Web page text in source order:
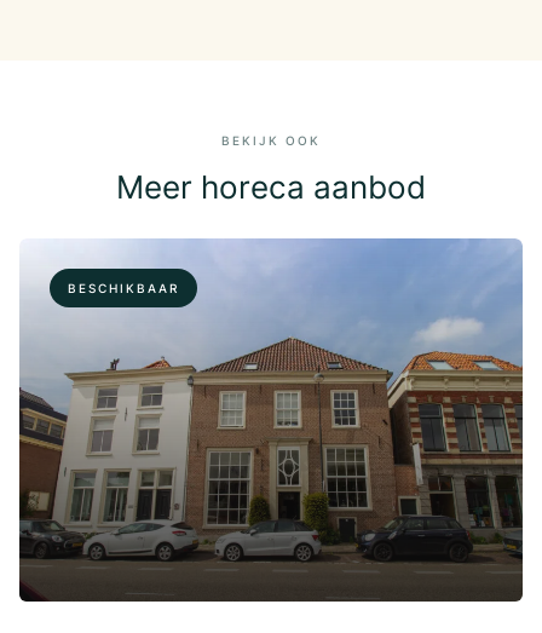
BEKIJK OOK
Meer horeca aanbod
BESCHIKBAAR